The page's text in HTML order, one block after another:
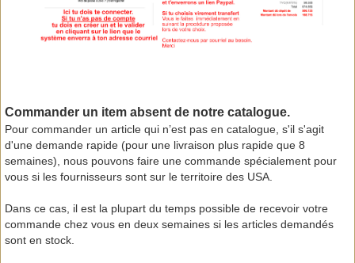
Commander un item absent de notre catalogue.
Pour commander un article qui n’est pas en catalogue, s'il s'agit
d'une demande rapide (pour une livraison plus rapide que 8
semaines), nous pouvons faire une commande spécialement pour
vous si les fournisseurs sont sur le territoire des USA.
Dans ce cas, il est la plupart du temps possible de recevoir votre
commande chez vous en deux semaines si les articles demandés
sont en stock.